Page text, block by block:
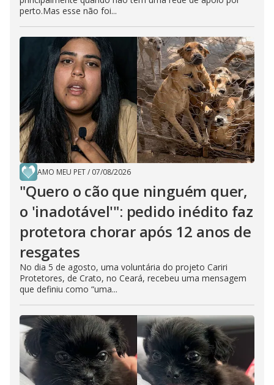
perto.Mas esse não foi...
AMO MEU PET/ 07/08/2026
"Quero o cão que ninguém quer,
o 'inadotável'": pedido inédito faz
protetora chorar após 12 anos de
resgates
No dia 5 de agosto, uma voluntária do projeto Cariri
Protetores, de Crato, no Ceará, recebeu uma mensagem
que definiu como “uma...